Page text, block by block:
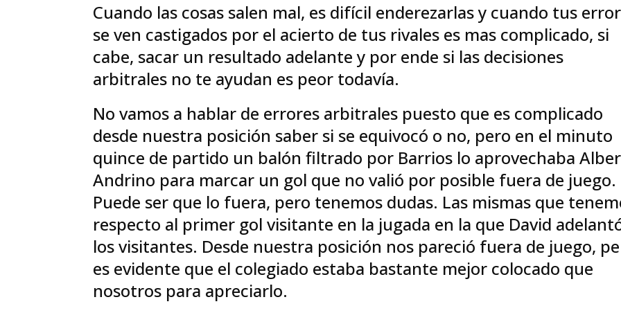
Cuando las cosas salen mal, es difícil enderezarlas y cuando tus
se ven castigados por el acierto de tus rivales es mas complicado, si
cabe, sacar un resultado adelante y por ende si las decisiones
arbitrales no te ayudan es peor todavía.
No vamos a hablar de errores arbitrales puesto que es complicado
desde nuestra posición saber si se equivocó o no, pero en el minuto
quince de partido un balón filtrado por Barrios lo aprovechaba
Andrino para marcar un gol que no valió por posible fuera de juego.
Puede ser que lo fuera, pero tenemos dudas. Las mismas que
respecto al primer gol visitante en la jugada en la que David
los visitantes. Desde nuestra posición nos pareció fuera de juego,
es evidente que el colegiado estaba bastante mejor colocado que
nosotros para apreciarlo.